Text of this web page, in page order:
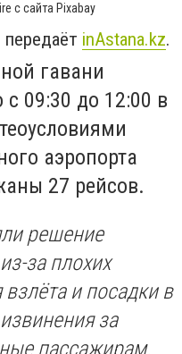
с сайта Pixabay
inAstana.kz.
гавани
09:30 до 12:00 в
аэропорта
27 рейсов.
решение
за плохих
и посадки в
за
пассажирам.